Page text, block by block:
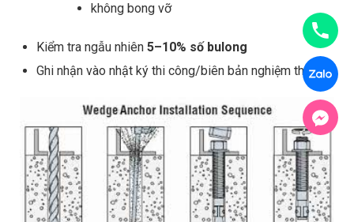
không bong vỡ
Kiểm tra ngẫu nhiên 5–10% số bulong
Ghi nhận vào nhật ký thi công/biên bản nghiệm thu